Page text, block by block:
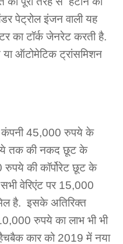
पेट्रोल इंजन वाली यह
का टॉर्क जेनरेट करती है.
ऑटोमेटिक ट्रांसमिशन
कंपनी 45,000 रुपये के
तक की नकद छूट के
रुपये की कॉर्पोरेट छूट के
वेरिएंट पर 15,000
है.  इसके अतिरिक्त
रुपये का लाभ भी भी
हैचबैक कार को 2019 में नया